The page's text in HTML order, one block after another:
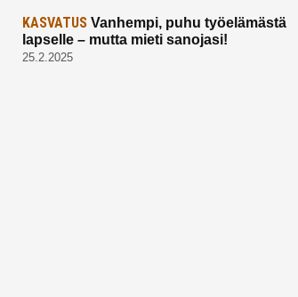
KASVATUS Vanhempi, puhu työelämästä
lapselle – mutta mieti sanojasi!
25.2.2025